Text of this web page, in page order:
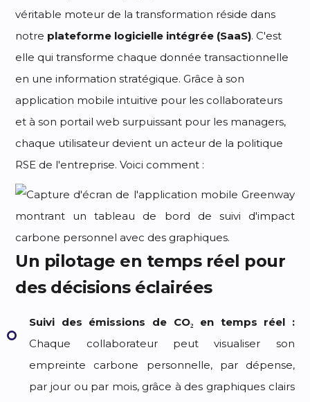
véritable moteur de la transformation réside dans
notre plateforme logicielle intégrée (SaaS). C'est
elle qui transforme chaque donnée transactionnelle
en une information stratégique. Grâce à son
application mobile intuitive pour les collaborateurs
et à son portail web surpuissant pour les managers,
chaque utilisateur devient un acteur de la politique
RSE de l'entreprise. Voici comment :
Un pilotage en temps réel pour
des décisions éclairées
Suivi des émissions de CO₂ en temps réel :
Chaque collaborateur peut visualiser son
empreinte carbone personnelle, par dépense,
par jour ou par mois, grâce à des graphiques clairs